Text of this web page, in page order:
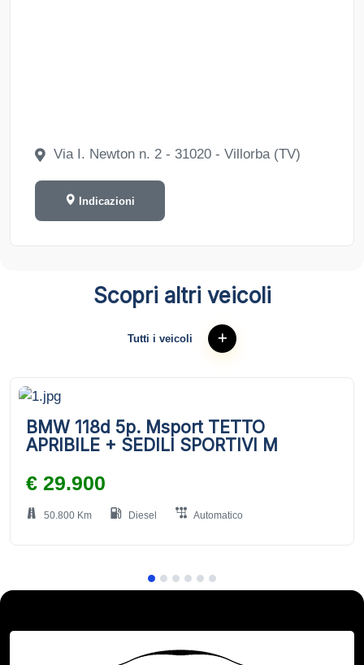
Via I. Newton n. 2 - 31020 - Villorba (TV)
Indicazioni
Scopri altri veicoli
Tutti i veicoli
BMW 118d 5p. Msport TETTO
APRIBILE + SEDILI SPORTIVI M
€ 29.900
50.800 Km Diesel Automatico